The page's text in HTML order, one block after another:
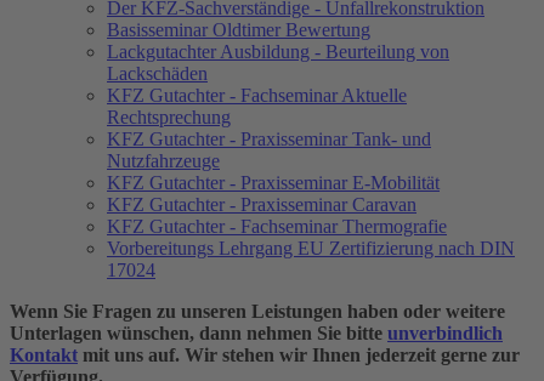
Der KFZ-Sachverständige - Unfallrekonstruktion
Basisseminar Oldtimer Bewertung
Lackgutachter Ausbildung - Beurteilung von
Lackschäden
KFZ Gutachter - Fachseminar Aktuelle
Rechtsprechung
KFZ Gutachter - Praxisseminar Tank- und
Nutzfahrzeuge
KFZ Gutachter - Praxisseminar E-Mobilität
KFZ Gutachter - Praxisseminar Caravan
KFZ Gutachter - Fachseminar Thermografie
Vorbereitungs Lehrgang EU Zertifizierung nach DIN
17024
Wenn Sie Fragen zu unseren Leistungen haben oder weitere
Unterlagen wünschen, dann nehmen Sie bitte unverbindlich
Kontakt mit uns auf. Wir stehen wir Ihnen jederzeit gerne zur
Verfügung.